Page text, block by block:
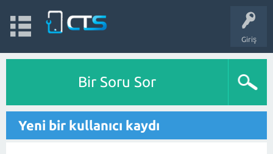
Giriş
Bir Soru Sor
Yeni bir kullanıcı kaydı